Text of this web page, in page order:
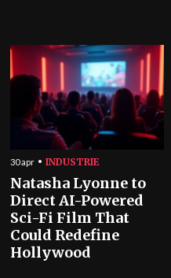
30 apr INDUSTRIE
Natasha Lyonne to
Direct AI-Powered
Sci-Fi Film That
Could Redefine
Hollywood